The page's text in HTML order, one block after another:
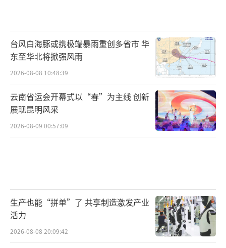
台风白海豚或携极端暴雨重创多省市 华
东至华北将掀强风雨
2026-08-08 10:48:39
云南省运会开幕式以“春”为主线 创新
展现昆明风采
2026-08-09 00:57:09
生产也能“拼单”了 共享制造激发产业
活力
2026-08-08 20:09:42